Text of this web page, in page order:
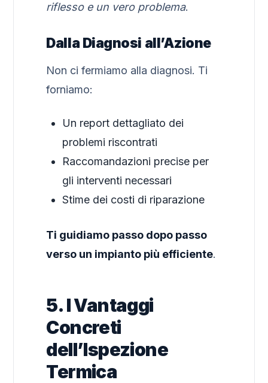
riflesso e un vero problema.
Dalla Diagnosi all’Azione
Non ci fermiamo alla diagnosi. Ti
forniamo:
Un report dettagliato dei
problemi riscontrati
Raccomandazioni precise per
gli interventi necessari
Stime dei costi di riparazione
Ti guidiamo passo dopo passo
verso un impianto più efficiente.
5. I Vantaggi
Concreti
dell’Ispezione
Termica